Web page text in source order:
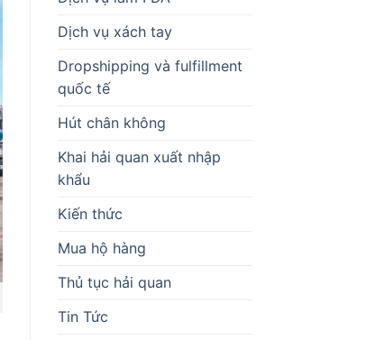
Dịch vụ xách tay
Dropshipping và fulfillment
quốc tế
Hút chân không
Khai hải quan xuất nhập
khẩu
Kiến thức
Mua hộ hàng
Thủ tục hải quan
Tin Tức